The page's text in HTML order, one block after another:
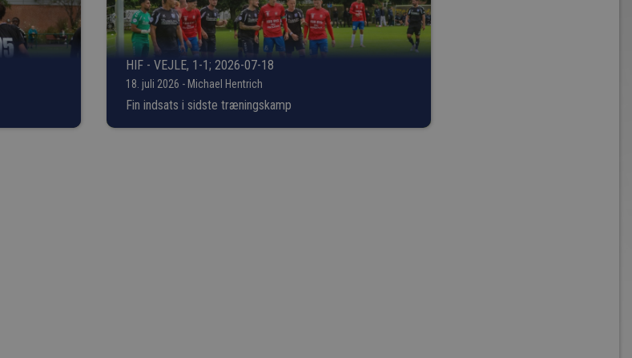
HIF - VEJLE, 1-1; 2026-07-18
18. juli 2026 - Michael Hentrich
Fin indsats i sidste træningskamp